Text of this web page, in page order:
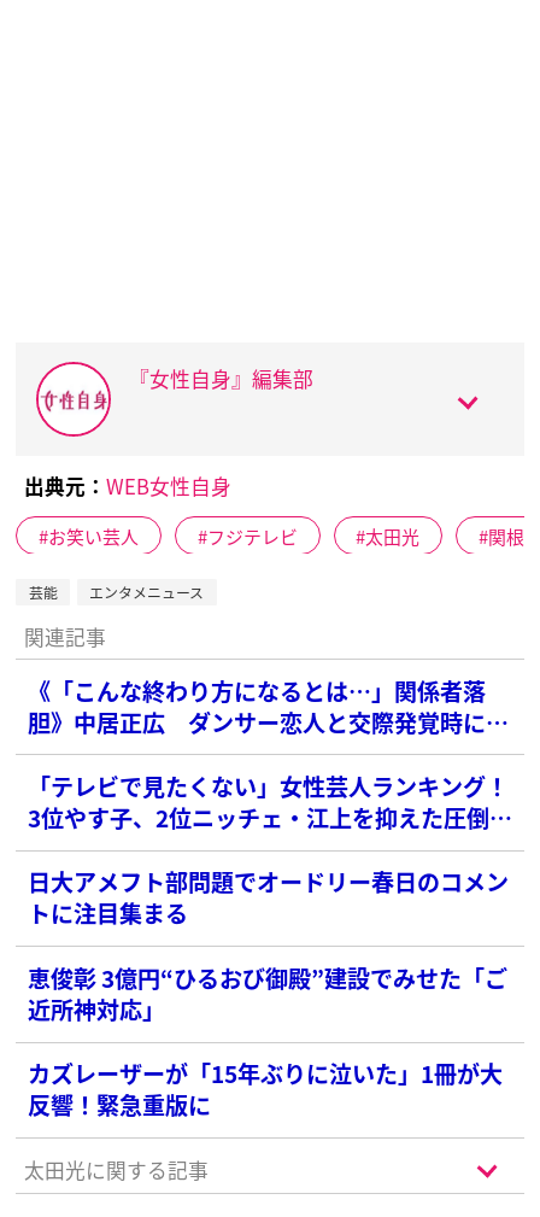
『女性自身』編集部
出典元： WEB女性自身
お笑い芸人 フジテレビ 太田光 関根
芸能 エンタメニュース
関連記事
《「こんな終わり方になるとは…」関係者落
胆》中居正広 ダンサー恋人と交際発覚時に透
けた“SMAP愛”
「テレビで見たくない」女性芸人ランキング！
3位やす子、2位ニッチェ・江上を抑えた圧倒的
な1位は？
日大アメフト部問題でオードリー春日のコメン
トに注目集まる
恵俊彰 3億円“ひるおび御殿”建設でみせた「ご
近所神対応」
カズレーザーが「15年ぶりに泣いた」1冊が大
反響！緊急重版に
太田光に関する記事